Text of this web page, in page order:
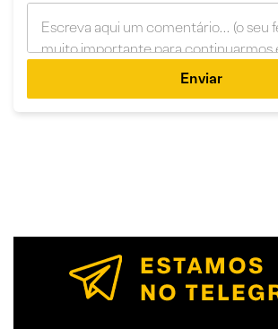
Enviar